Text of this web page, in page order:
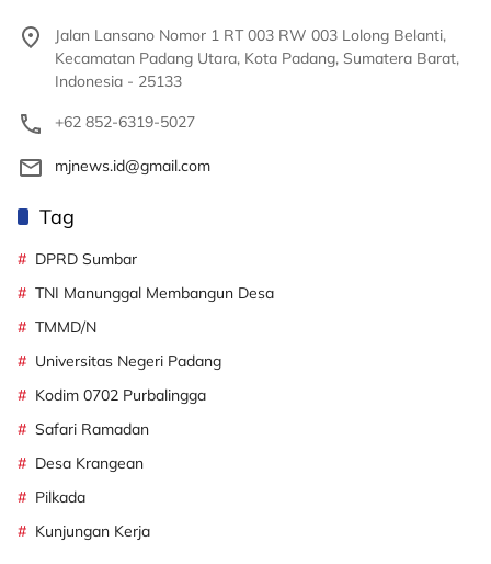
Jalan Lansano Nomor 1 RT 003 RW 003 Lolong Belanti,
Kecamatan Padang Utara, Kota Padang, Sumatera Barat,
Indonesia - 25133
+62 852-6319-5027
mjnews.id@gmail.com
Tag
DPRD Sumbar
TNI Manunggal Membangun Desa
TMMD/N
Universitas Negeri Padang
Kodim 0702 Purbalingga
Safari Ramadan
Desa Krangean
Pilkada
Kunjungan Kerja